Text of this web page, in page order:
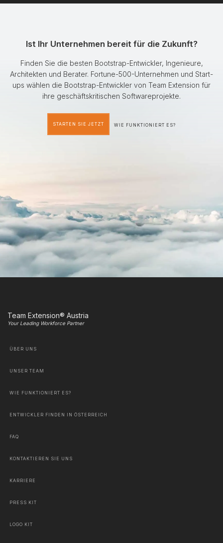
Ist Ihr Unternehmen bereit für die Zukunft?
Finden Sie die besten Bootstrap-Entwickler, Ingenieure,
Architekten und Berater. Fortune-500-Unternehmen und Start-
ups wählen die Bootstrap-Entwickler von Team Extension für
ihre geschäftskritischen Softwareprojekte.
STARTEN SIE JETZT WIE FUNKTIONIERT ES?
Team Extension® Austria
Your Leading Workforce Partner
ÜBER UNS
UNSER TEAM
WIE FUNKTIONIERT ES?
ENTWICKLER FINDEN IN ÖSTERREICH
FAQ
KONTAKTIEREN SIE UNS
KARRIERE
PRESS KIT
LOGO KIT